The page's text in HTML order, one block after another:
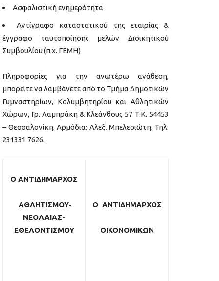
Ασφαλιστική ενημερότητα
Αντίγραφο καταστατικού της εταιρίας &
έγγραφο ταυτοποίησης μελών Διοικητικού
Συμβουλίου (π.χ. ΓΕΜΗ)
Πληροφορίες για την ανωτέρω ανάθεση,
μπορείτε να λαμβάνετε από το Τμήμα Δημοτικών
Γυμναστηρίων, Κολυμβητηρίου και Αθλητικών
Χώρων, Γρ. Λαμπράκη & Κλεάνθους 57 Τ.Κ. 54453
– Θεσσαλονίκη, Αρμόδια: Αλεξ. Μπελεσιώτη, Τηλ:
231331 7626.
Ο ΑΝΤΙΔΗΜΑΡΧΟΣ
ΑΘΛΗΤΙΣΜΟΥ-
ΝΕΟΛΑΙΑΣ-
ΕΘΕΛΟΝΤΙΣΜΟΥ
Ο ΑΝΤΙΔΗΜΑΡΧΟΣ
ΟΙΚΟΝΟΜΙΚΩΝ